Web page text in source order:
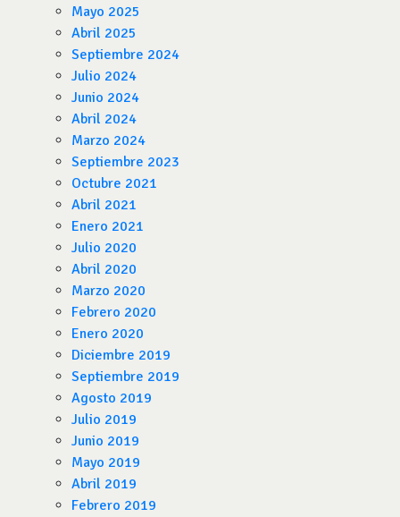
Mayo 2025
Abril 2025
Septiembre 2024
Julio 2024
Junio 2024
Abril 2024
Marzo 2024
Septiembre 2023
Octubre 2021
Abril 2021
Enero 2021
Julio 2020
Abril 2020
Marzo 2020
Febrero 2020
Enero 2020
Diciembre 2019
Septiembre 2019
Agosto 2019
Julio 2019
Junio 2019
Mayo 2019
Abril 2019
Febrero 2019